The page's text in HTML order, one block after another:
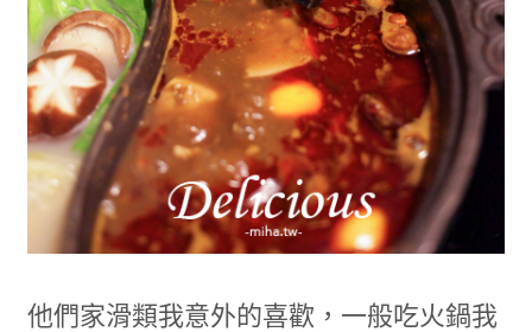
他們家滑類我意外的喜歡，一般吃火鍋我